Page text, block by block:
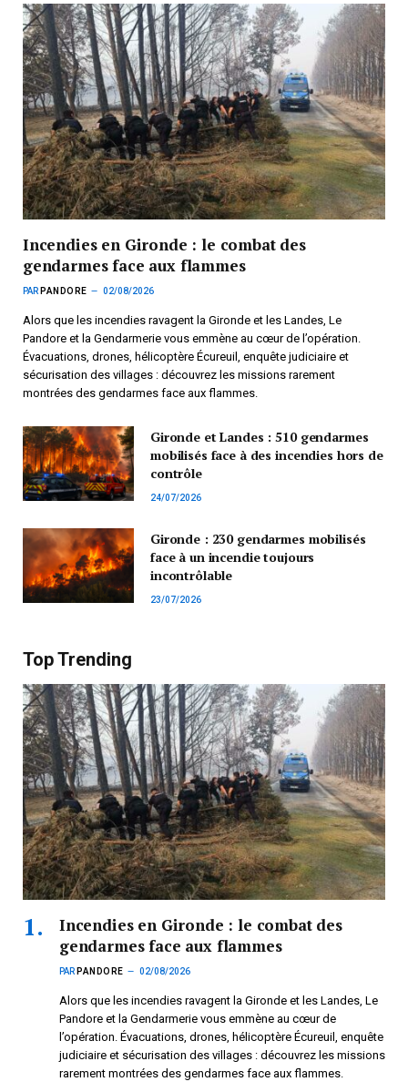
Incendies en Gironde : le combat des
gendarmes face aux flammes
PAR PANDORE 02/08/2026
Alors que les incendies ravagent la Gironde et les Landes, Le
Pandore et la Gendarmerie vous emmène au cœur de l’opération.
Évacuations, drones, hélicoptère Écureuil, enquête judiciaire et
sécurisation des villages : découvrez les missions rarement
montrées des gendarmes face aux flammes.
Gironde et Landes : 510 gendarmes
mobilisés face à des incendies hors de
contrôle
24/07/2026
Gironde : 230 gendarmes mobilisés
face à un incendie toujours
incontrôlable
23/07/2026
Top Trending
Incendies en Gironde : le combat des
gendarmes face aux flammes
PAR PANDORE 02/08/2026
Alors que les incendies ravagent la Gironde et les Landes, Le
Pandore et la Gendarmerie vous emmène au cœur de
l’opération. Évacuations, drones, hélicoptère Écureuil, enquête
judiciaire et sécurisation des villages : découvrez les missions
rarement montrées des gendarmes face aux flammes.